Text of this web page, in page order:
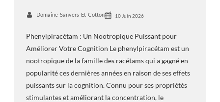
Domaine-Sanvers-Et-Cotton 10 Juin 2026
Phenylpiracétam : Un Nootropique Puissant pour
Améliorer Votre Cognition Le phenylpiracétam est un
nootropique de la famille des racétams qui a gagné en
popularité ces dernières années en raison de ses effets
puissants sur la cognition. Connu pour ses propriétés
stimulantes et améliorant la concentration, le